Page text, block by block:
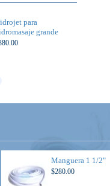
para
grande
Manguera 1 1/2"
$280.00